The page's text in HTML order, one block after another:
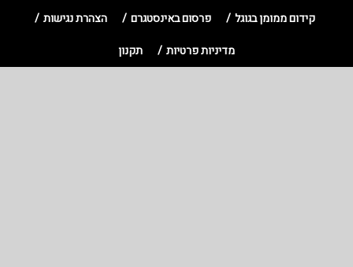
קידום ממומן בגוגל
פרסום באינסטגרם
הצהרת נגישות
מדיניות פרטיות
תקנון